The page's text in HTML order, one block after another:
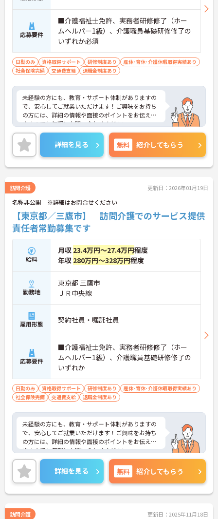
応募要件
■介護福祉士免許、実務者研修修了（ホー
ムヘルパー1級）、介護職員基礎研修修了の
いずれか必須
日勤のみ 資格取得サポート 研修制度あり
産休･育休･介護休暇取得実績あり
社会保険完備
交通費支給 退職金制度あり
未経験の方にも、教育・サポート体制がありますの
で、安心してご就業いただけます！ご興味をお持ち
の方には、詳細の情報や面接のポイントをお伝えし
ますのでお気軽にお問い合わせください。
詳細を見る 無料 紹介してもらう
訪問介護 更新日：2026年01月19日
名称非公開 ※詳細はお問合せください
【東京都／三鷹市】 訪問介護でのサービス提供
責任者常勤募集です
給料
月収 23.4万円～27.4万円程度
年収 280万円～328万円程度
勤務地
東京都 三鷹市
ＪＲ中央線
雇用形態 契約社員・嘱託社員
応募要件
■介護福祉士免許、実務者研修修了（ホー
ムヘルパー1級）、介護職員基礎研修修了の
いずれか
日勤のみ 資格取得サポート 研修制度あり
産休･育休･介護休暇取得実績あり
社会保険完備
交通費支給 退職金制度あり
未経験の方にも、教育・サポート体制がありますの
で、安心してご就業いただけます！ご興味をお持ち
の方には、詳細の情報や面接のポイントをお伝えし
ますのでお気軽にお問い合わせください。
詳細を見る 無料 紹介してもらう
訪問介護 更新日：2025年11月18日